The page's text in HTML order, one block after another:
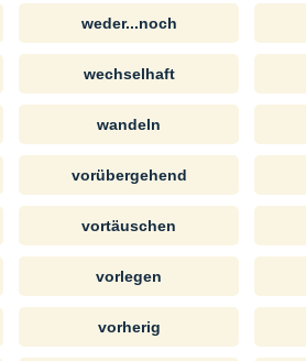
weder...noch
wechselhaft
wandeln
vorübergehend
vortäuschen
vorlegen
vorherig